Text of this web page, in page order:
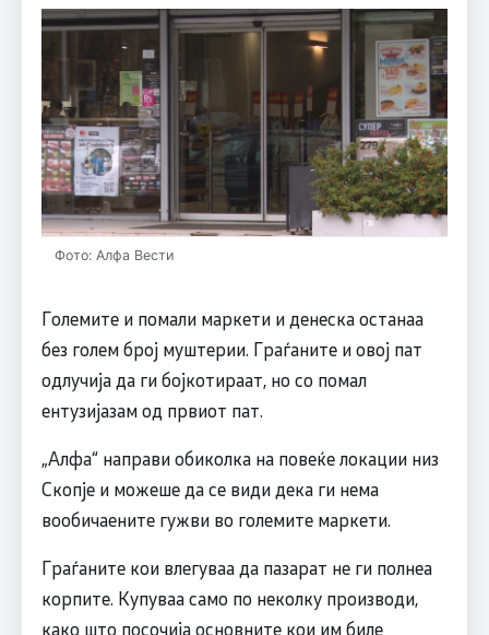
Фото: Алфа Вести
Големите и помали маркети и денеска останаа
без голем број муштерии. Граѓаните и овој пат
одлучија да ги бојкотираат, но со помал
ентузијазам од првиот пат.
„Алфа“ направи обиколка на повеќе локации низ
Скопје и можеше да се види дека ги нема
вообичаените гужви во големите маркети.
Граѓаните кои влегуваа да пазарат не ги полнеа
корпите. Купуваа само по неколку производи,
како што посочија основните кои им биле